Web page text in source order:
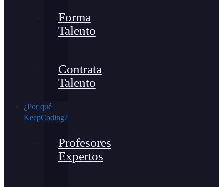
Forma
Talento
Contrata
Talento
¿Por qué
KeepCoding?
Profesores
Expertos